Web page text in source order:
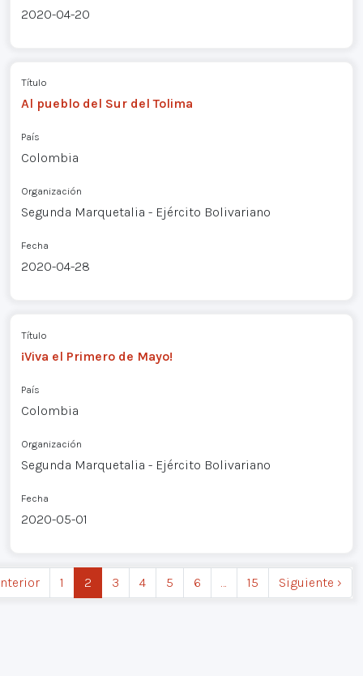
2020-04-20
Título
Al pueblo del Sur del Tolima
País
Colombia
Organización
Segunda Marquetalia - Ejército Bolivariano
Fecha
2020-04-28
Título
¡Viva el Primero de Mayo!
País
Colombia
Organización
Segunda Marquetalia - Ejército Bolivariano
Fecha
2020-05-01
1 2 3 4 5 6 … 15 Siguiente ›